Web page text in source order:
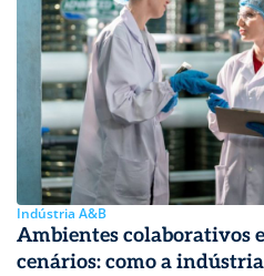
Indústria A&B
Ambientes colaborativos
cenários: como a